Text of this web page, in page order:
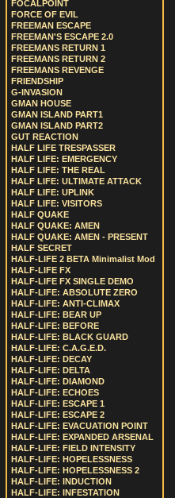
FOCALPOINT
FORCE OF EVIL
FREEMAN ESCAPE
FREEMAN'S ESCAPE 2.0
FREEMANS RETURN 1
FREEMANS RETURN 2
FREEMANS REVENGE
FRIENDSHIP
G-INVASION
GMAN HOUSE
GMAN ISLAND PART1
GMAN ISLAND PART2
GUT REACTION
HALF LIFE TRESPASSER
HALF LIFE: EMERGENCY
HALF LIFE: THE REAL
HALF LIFE: ULTIMATE ATTACK
HALF LIFE: UPLINK
HALF LIFE: VISITORS
HALF QUAKE
HALF QUAKE: AMEN
HALF QUAKE: AMEN - PRESENT
HALF SECRET
HALF-LIFE 2 BETA Minimalist Mod
HALF-LIFE FX
HALF-LIFE FX SINGLE DEMO
HALF-LIFE: ABSOLUTE ZERO
HALF-LIFE: ANTI-CLIMAX
HALF-LIFE: BEAR UP
HALF-LIFE: BEFORE
HALF-LIFE: BLACK GUARD
HALF-LIFE: C.A.G.E.D.
HALF-LIFE: DECAY
HALF-LIFE: DELTA
HALF-LIFE: DIAMOND
HALF-LIFE: ECHOES
HALF-LIFE: ESCAPE 1
HALF-LIFE: ESCAPE 2
HALF-LIFE: EVACUATION POINT
HALF-LIFE: EXPANDED ARSENAL
HALF-LIFE: FIELD INTENSITY
HALF-LIFE: HOPELESSNESS
HALF-LIFE: HOPELESSNESS 2
HALF-LIFE: INDUCTION
HALF-LIFE: INFESTATION